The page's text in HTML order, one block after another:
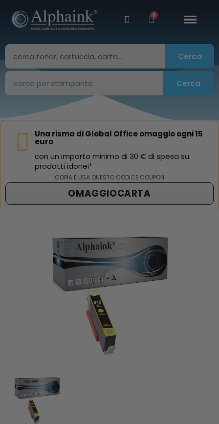
Cerca
Cerca
Una risma di Global Office omaggio ogni 15
euro
con un importo minimo di 30 € di spesa su
prodotti idonei*
COPIA E USA QUESTO CODICE COUPON
OMAGGIOCARTA